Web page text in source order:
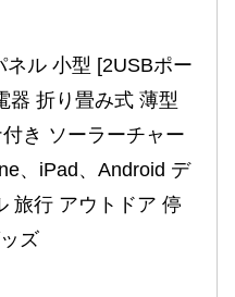
ル 小型 [2USBポー
器 折り畳み式 薄型
き ソーラーチャー
、iPad、Android デ
旅行 アウトドア 停
ズ